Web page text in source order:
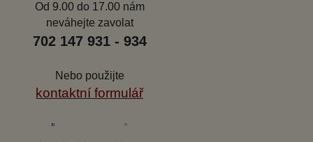
Od 9.00 do 17.00 nám
neváhejte zavolat
702 147 931 - 934
Nebo použijte
kontaktní formulář